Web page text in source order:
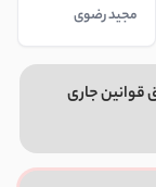
مجید رضوی
قوانین جاری